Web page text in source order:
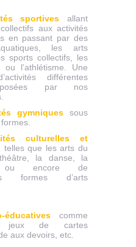
sportives allant
aux activités
en passant par des
les arts
sports collectifs, les
ou l’athlétisme. Une
différentes
par nos
gymniques sous
culturelles et
telles que les arts du
la danse, la
ou encore de
formes d’arts
éducatives comme
jeux de cartes
aux devoirs, etc.